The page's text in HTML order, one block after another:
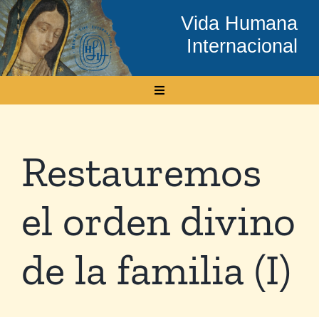
Skip
to
content
Vida Humana
Internacional
Toggle
Conócenos
Temas
Boletín Electrónico
Restauremos
el orden divino
de la familia (I)